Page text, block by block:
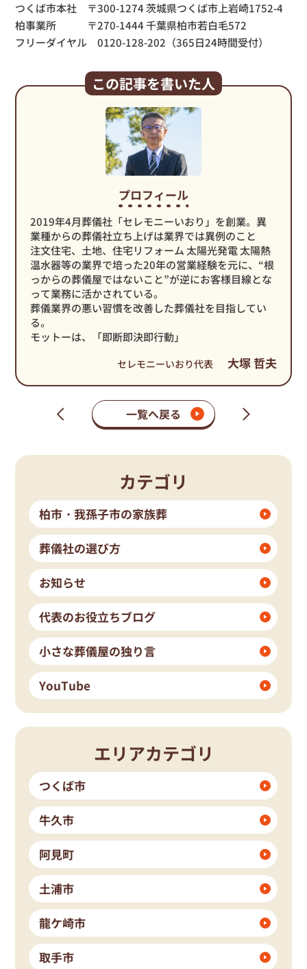
つくば市本社 〒300-1274 茨城県つくば市上岩崎1752-4
柏事業所 〒270-1444 千葉県柏市若白毛572
フリーダイヤル 0120-128-202（365日24時間受付）
この記事を書いた人
プロフィール
2019年4月葬儀社「セレモニーいおり」を創業。異
業種からの葬儀社立ち上げは業界では異例のこと
注文住宅、土地、住宅リフォーム 太陽光発電 太陽熱
温水器等の業界で培った20年の営業経験を元に、“根
っからの葬儀屋ではないこと”が逆にお客様目線とな
って業務に活かされている。
葬儀業界の悪い習慣を改善した葬儀社を目指してい
る。
モットーは、「即断即決即行動」
セレモニーいおり代表 大塚 哲夫
ー
一覧へ戻る
前
ー
カテゴリ
柏市・我孫子市の家族葬
葬儀社の選び方
お知らせ
代表のお役立ちブログ
小さな葬儀屋の独り言
YouTube
エリアカテゴリ
つくば市
牛久市
阿見町
土浦市
龍ケ崎市
取手市